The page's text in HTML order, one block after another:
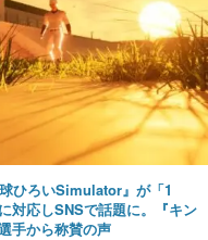
ひろいSimulator』が「1
対応しSNSで話題に。『キン
手から称賛の声